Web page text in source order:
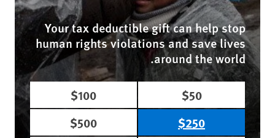
Your tax deductible gift can help stop
human rights violations and save lives
around the world.
$50
$100
$250
$500